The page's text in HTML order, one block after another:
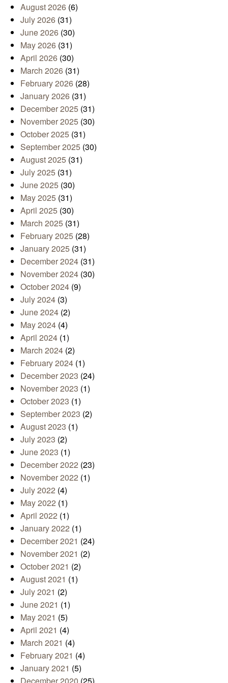
August 2026 (6)
July 2026 (31)
June 2026 (30)
May 2026 (31)
April 2026 (30)
March 2026 (31)
February 2026 (28)
January 2026 (31)
December 2025 (31)
November 2025 (30)
October 2025 (31)
September 2025 (30)
August 2025 (31)
July 2025 (31)
June 2025 (30)
May 2025 (31)
April 2025 (30)
March 2025 (31)
February 2025 (28)
January 2025 (31)
December 2024 (31)
November 2024 (30)
October 2024 (9)
July 2024 (3)
June 2024 (2)
May 2024 (4)
April 2024 (1)
March 2024 (2)
February 2024 (1)
December 2023 (24)
November 2023 (1)
October 2023 (1)
September 2023 (2)
August 2023 (1)
July 2023 (2)
June 2023 (1)
December 2022 (23)
November 2022 (1)
July 2022 (4)
May 2022 (1)
April 2022 (1)
January 2022 (1)
December 2021 (24)
November 2021 (2)
October 2021 (2)
August 2021 (1)
July 2021 (2)
June 2021 (1)
May 2021 (5)
April 2021 (4)
March 2021 (4)
February 2021 (4)
January 2021 (5)
December 2020 (25)